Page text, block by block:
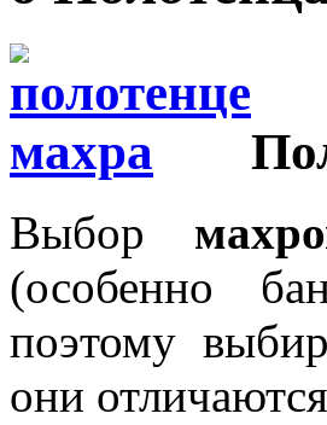
Выбор
(особенно
поэтому
они